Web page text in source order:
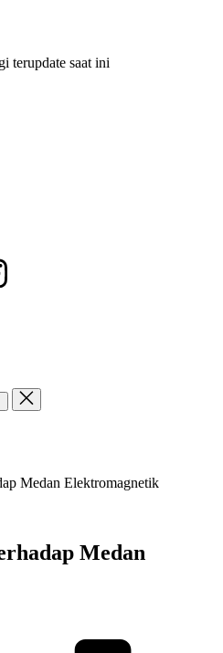
terupdate saat ini
Medan Elektromagnetik
Medan